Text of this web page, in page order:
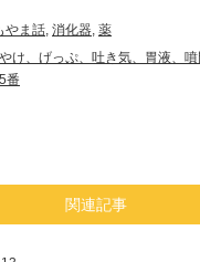
やま話 消化器 薬
け、げっぷ、吐き気、胃液、
番
関連記事